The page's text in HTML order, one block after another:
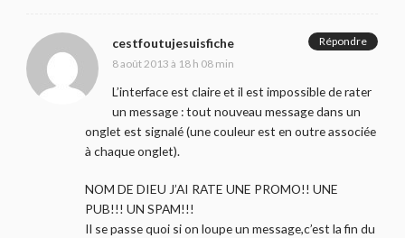
cestfoutujesuisfiche
8 août 2013 à 18 h 08 min
L’interface est claire et il est impossible de rater
un message : tout nouveau message dans un
onglet est signalé (une couleur est en outre associée
à chaque onglet).
NOM DE DIEU J’AI RATE UNE PROMO!! UNE
PUB!!! UN SPAM!!!
Il se passe quoi si on loupe un message,c’est la fin du
Répondre